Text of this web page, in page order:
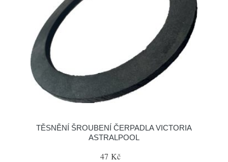
TĚSNĚNÍ ŠROUBENÍ ČERPADLA VICTORIA
ASTRALPOOL
47 Kč